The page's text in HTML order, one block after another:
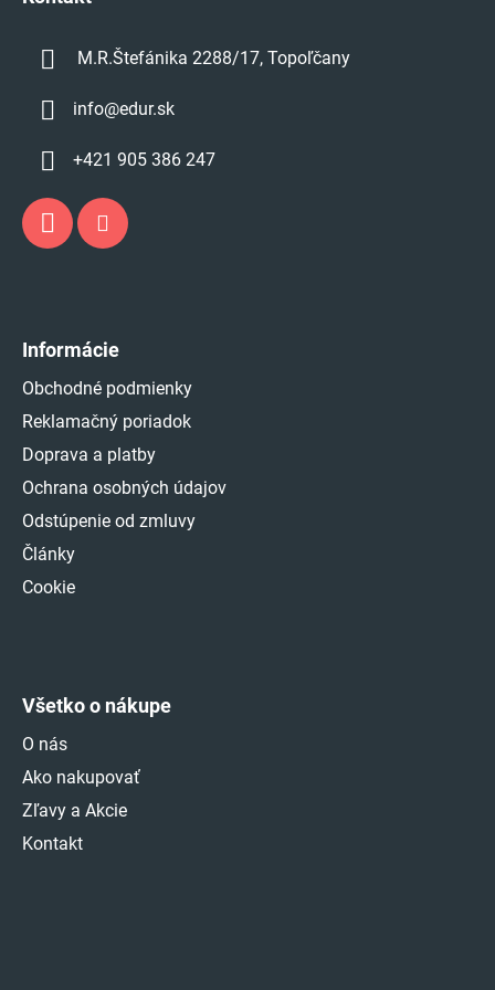
M.R.Štefánika 2288/17, Topoľčany
info@edur.sk
+421 905 386 247
Informácie
Obchodné podmienky
Reklamačný poriadok
Doprava a platby
Ochrana osobných údajov
Odstúpenie od zmluvy
Články
Cookie
Všetko o nákupe
O nás
Ako nakupovať
Zľavy a Akcie
Kontakt